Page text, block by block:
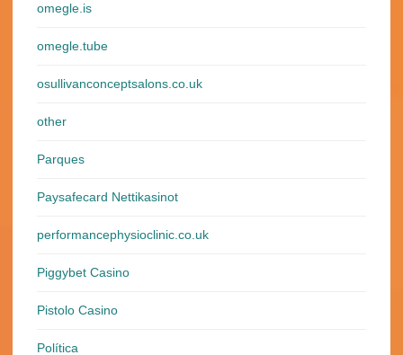
omegle.is
omegle.tube
osullivanconceptsalons.co.uk
other
Parques
Paysafecard Nettikasinot
performancephysioclinic.co.uk
Piggybet Casino
Pistolo Casino
Política